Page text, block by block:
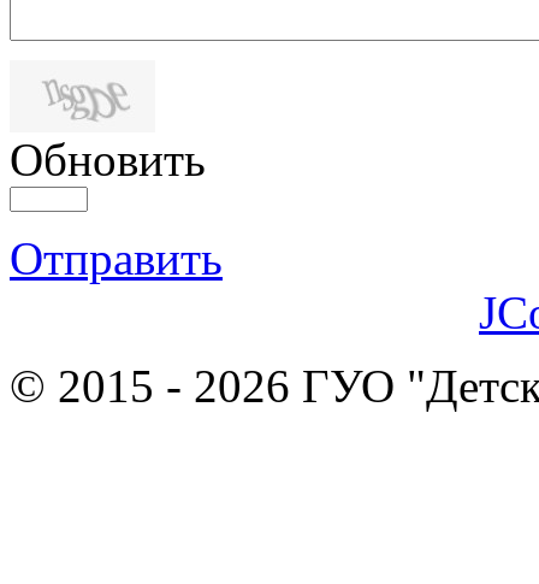
Обновить
Отправить
© 2015 - 2026 ГУО